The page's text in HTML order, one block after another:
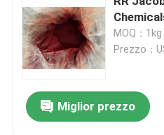
MOQ：1kg
Prezzo：
Miglior prezzo